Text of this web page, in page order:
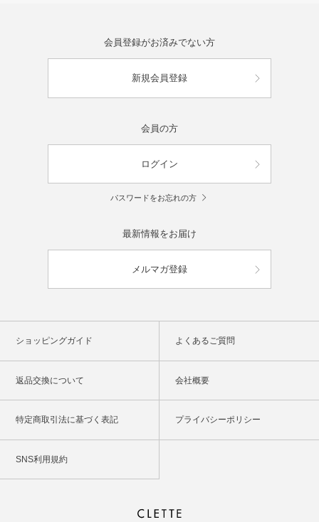
会員登録がお済みでない方
新規会員登録
会員の方
ログイン
パスワードをお忘れの方
最新情報をお届け
メルマガ登録
ショッピングガイド よくあるご質問
返品交換について 会社概要
特定商取引法に基づく表記 プライバシーポリシー
SNS利用規約